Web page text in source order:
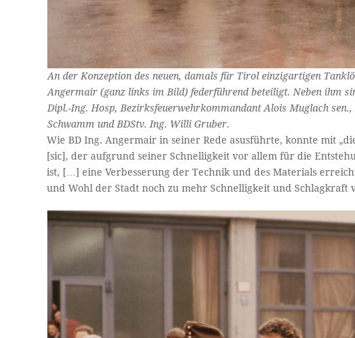
An der Konzeption des neuen, damals für Tirol einzigartigen
Angermair (ganz links im Bild) federführend beteiligt. Neben ihm
Dipl.-Ing. Hosp, Bezirksfeuerwehrkommandant Alois Muglach
Schwamm und BDStv. Ing. Willi Gruber.
Wie BD Ing. Angermair in seiner Rede asusführte, konnte mit
[sic], der aufgrund seiner Schnelligkeit vor allem für die
ist, […] eine Verbesserung der Technik und des Materials
und Wohl der Stadt noch zu mehr Schnelligkeit und Schlagkraft